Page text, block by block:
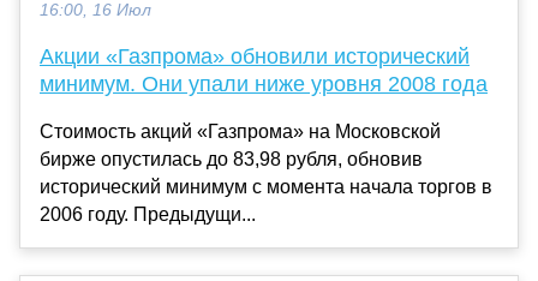
16:00, 16 Июл
Акции «Газпрома» обновили исторический
минимум. Они упали ниже уровня 2008 года
Стоимость акций «Газпрома» на Московской
бирже опустилась до 83,98 рубля, обновив
исторический минимум с момента начала торгов в
2006 году. Предыдущи...